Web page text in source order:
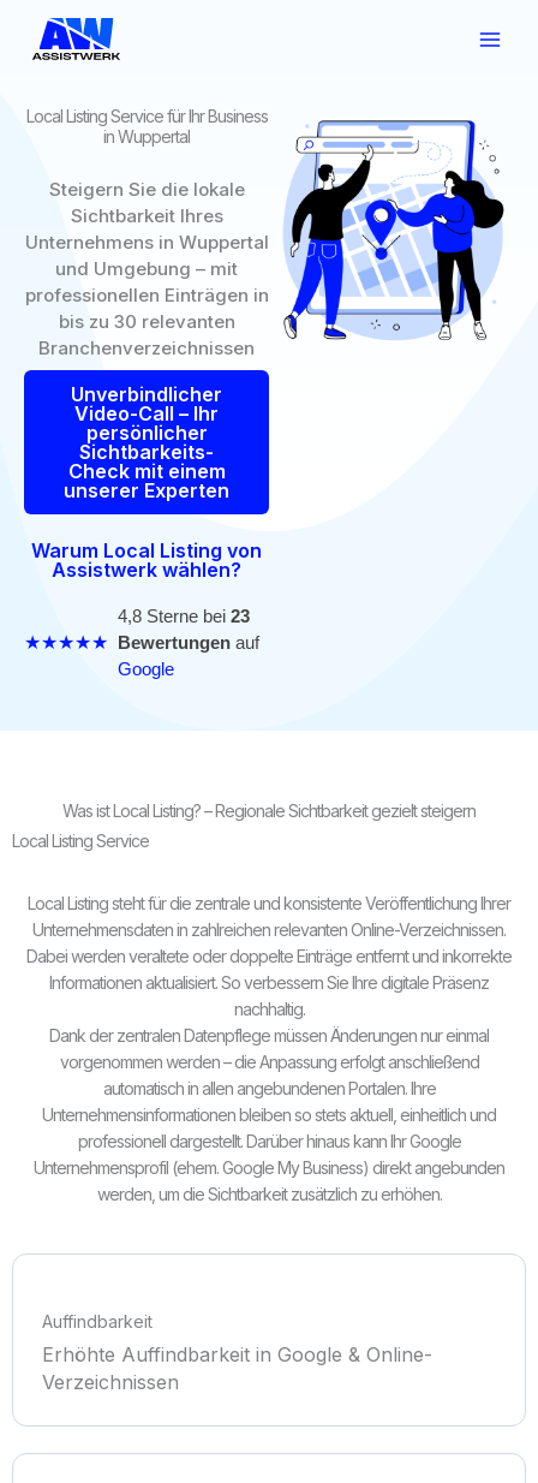
springen
Local Listing Service für Ihr Business
in Wuppertal
Steigern Sie die lokale
Sichtbarkeit Ihres
Unternehmens in Wuppertal
und Umgebung – mit
professionellen Einträgen in
bis zu 30 relevanten
Branchenverzeichnissen
Unverbindlicher
Video-Call – Ihr
persönlicher
Sichtbarkeits-
Check mit einem
unserer Experten
Warum Local Listing von
Assistwerk wählen?
★★★★★
4,8 Sterne bei 23
Bewertungen auf
Google
Was ist Local Listing? – Regionale Sichtbarkeit gezielt steigern
Local Listing Service
Local Listing steht für die zentrale und konsistente Veröffentlichung Ihrer
Unternehmensdaten in zahlreichen relevanten Online-Verzeichnissen.
Dabei werden veraltete oder doppelte Einträge entfernt und inkorrekte
Informationen aktualisiert. So verbessern Sie Ihre digitale Präsenz
nachhaltig.
Dank der zentralen Datenpflege müssen Änderungen nur einmal
vorgenommen werden – die Anpassung erfolgt anschließend
automatisch in allen angebundenen Portalen. Ihre
Unternehmensinformationen bleiben so stets aktuell, einheitlich und
professionell dargestellt. Darüber hinaus kann Ihr Google
Unternehmensprofil (ehem. Google My Business) direkt angebunden
werden, um die Sichtbarkeit zusätzlich zu erhöhen.
Auffindbarkeit
Erhöhte Auffindbarkeit in Google & Online-
Verzeichnissen